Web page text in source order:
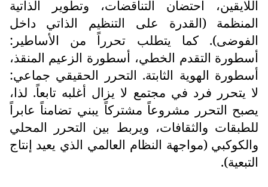
اللايقين، احتضان التناقضات، وتطوير الذاتية
المنظمة (القدرة على التنظيم الذاتي داخل
الفوضى). كما يتطلب تحرراً من الأساطير:
أسطورة التقدم الخطي، أسطورة الزعيم المنقذ،
أسطورة الهوية الثابتة. التحرر الحقيقي جماعي:
لا يتحرر فرد في مجتمع لا يزال أغلبه تابعاً. لذا،
يصبح التحرر مشروعاً مشتركاً يبني تضامناً عابراً
للطبقات والثقافات، ويربط بين التحرر المحلي
والكوكبي (مواجهة النظام العالمي الذي يعيد إنتاج
التبعية).